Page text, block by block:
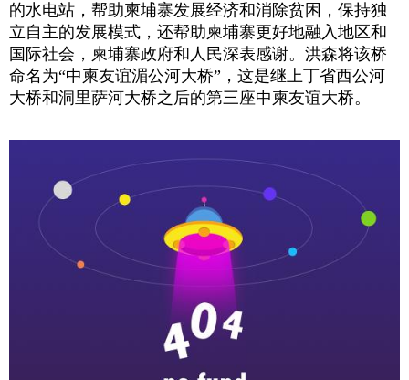
的水电站，帮助柬埔寨发展经济和消除贫困，保持独
立自主的发展模式，还帮助柬埔寨更好地融入地区和
国际社会，柬埔寨政府和人民深表感谢。洪森将该桥
命名为“中柬友谊湄公河大桥”，这是继上丁省西公河
大桥和洞里萨河大桥之后的第三座中柬友谊大桥。